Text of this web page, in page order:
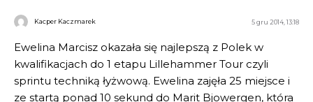
Kacper Kaczmarek 5 gru 2014, 13:18
Ewelina Marcisz okazała się najlepszą z Polek w
kwalifikacjach do 1 etapu Lillehammer Tour czyli
sprintu techniką łyżwową. Ewelina zajęła 25 miejsce i
ze startą ponad 10 sekund do Marit Bjowergen, która